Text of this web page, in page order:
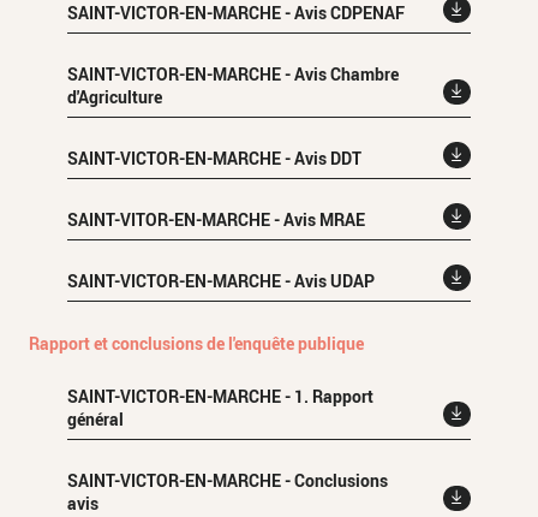
SAINT-VICTOR-EN-MARCHE - Avis CDPENAF
SAINT-VICTOR-EN-MARCHE - Avis Chambre
d'Agriculture
SAINT-VICTOR-EN-MARCHE - Avis DDT
SAINT-VITOR-EN-MARCHE - Avis MRAE
SAINT-VICTOR-EN-MARCHE - Avis UDAP
Rapport et conclusions de l'enquête publique
SAINT-VICTOR-EN-MARCHE - 1. Rapport
général
SAINT-VICTOR-EN-MARCHE - Conclusions
avis